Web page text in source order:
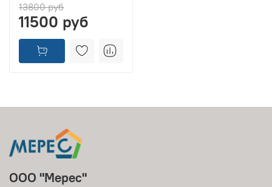
13800 руб
11500 руб
ООО "Мерес"